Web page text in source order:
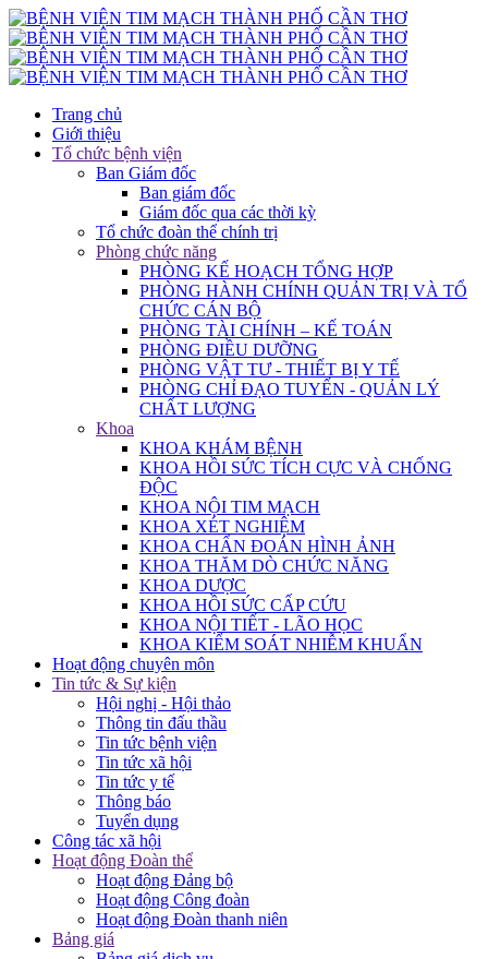
Trang chủ
Giới thiệu
Tổ chức bệnh viện
Ban Giám đốc
Ban giám đốc
Giám đốc qua các thời kỳ
Tổ chức đoàn thể chính trị
Phòng chức năng
PHÒNG KẾ HOẠCH TỔNG HỢP
PHÒNG HÀNH CHÍNH QUẢN TRỊ VÀ TỔ
CHỨC CÁN BỘ
PHÒNG TÀI CHÍNH – KẾ TOÁN
PHÒNG ĐIỀU DƯỠNG
PHÒNG VẬT TƯ - THIẾT BỊ Y TẾ
PHÒNG CHỈ ĐẠO TUYẾN - QUẢN LÝ
CHẤT LƯỢNG
Khoa
KHOA KHÁM BỆNH
KHOA HỒI SỨC TÍCH CỰC VÀ CHỐNG
ĐỘC
KHOA NỘI TIM MẠCH
KHOA XÉT NGHIỆM
KHOA CHẨN ĐOÁN HÌNH ẢNH
KHOA THĂM DÒ CHỨC NĂNG
KHOA DƯỢC
KHOA HỒI SỨC CẤP CỨU
KHOA NỘI TIẾT - LÃO HỌC
KHOA KIỂM SOÁT NHIỄM KHUẨN
Hoạt động chuyên môn
Tin tức & Sự kiện
Hội nghị - Hội thảo
Thông tin đấu thầu
Tin tức bệnh viện
Tin tức xã hội
Tin tức y tế
Thông báo
Tuyển dụng
Công tác xã hội
Hoạt động Đoàn thể
Hoạt động Đảng bộ
Hoạt động Công đoàn
Hoạt động Đoàn thanh niên
Bảng giá